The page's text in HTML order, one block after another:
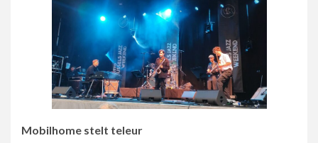
Mobilhome stelt teleur